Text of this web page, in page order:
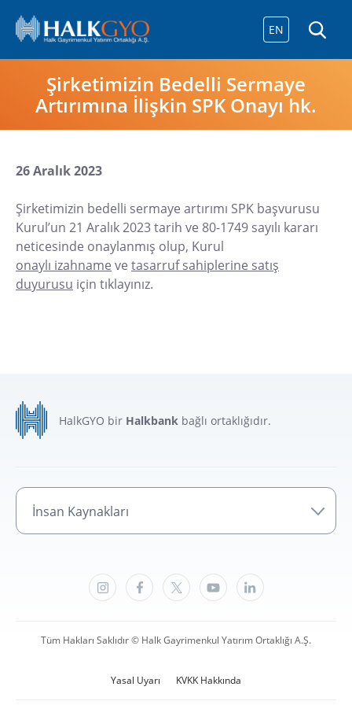
EN
Şirketimizin Bedelli Sermaye
Artırımına İlişkin SPK Onayı hk.
26 Aralık 2023
Şirketimizin bedelli sermaye artırımı SPK başvurusu
Kurul’un 21 Aralık 2023 tarih ve 80-1749 sayılı kararı
neticesinde onaylanmış olup, Kurul
onaylı izahname ve tasarruf sahiplerine satış
duyurusu için tıklayınız.
HalkGYO bir Halkbank bağlı ortaklığıdır.
İnsan Kaynakları
Tüm Hakları Saklıdır © Halk Gayrimenkul Yatırım Ortaklığı A.Ş.
Yasal Uyarı KVKK Hakkında